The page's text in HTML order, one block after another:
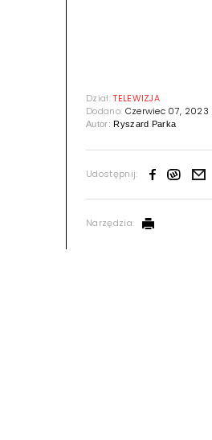
Dział:TELEWIZJA
Dodano: Czerwiec 07, 2023
Autor:Ryszard Parka
Udostępnij:
Narzędzia: